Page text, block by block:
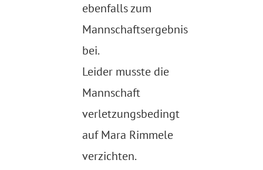
ebenfalls zum
Mannschaftsergebnis
bei.
Leider musste die
Mannschaft
verletzungsbedingt
auf Mara Rimmele
verzichten.